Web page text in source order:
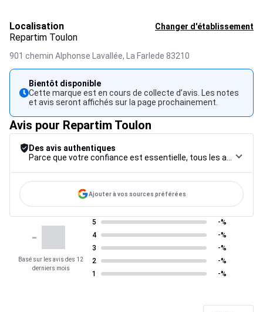
Localisation Changer d'établissement
Repartim Toulon
901 chemin Alphonse Lavallée, La Farlede 83210
Bientôt disponible
Cette marque est en cours de collecte d’avis. Les notes
et avis seront affichés sur la page prochainement.
Avis pour Repartim Toulon
Des avis authentiques
Ajouter à vos sources préférées
-
Basé sur les avis des 12
derniers mois
5
-%
4
-%
3
-%
2
-%
1
-%